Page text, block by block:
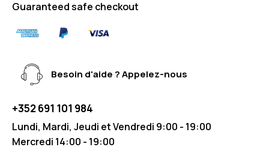
Guaranteed safe checkout
Besoin d'aide ? Appelez-nous
+352 691 101 984
Lundi, Mardi, Jeudi et Vendredi 9:00 - 19:00
Mercredi 14:00 - 19:00